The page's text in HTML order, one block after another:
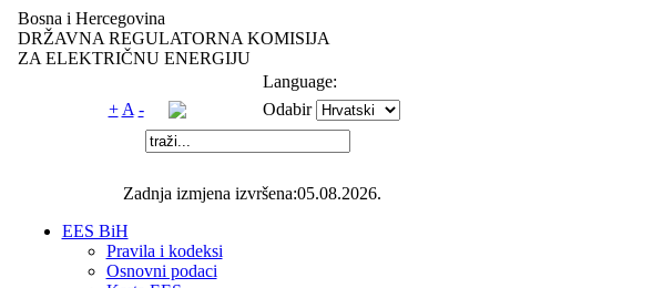
Bosna i Hercegovina
DRŽAVNA REGULATORNA KOMISIJA
ZA ELEKTRIČNU ENERGIJU
Language:
+ A - Odabir
Zadnja izmjena izvršena:05.08.2026.
EES BiH
Pravila i kodeksi
Osnovni podaci